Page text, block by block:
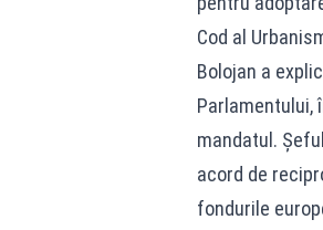
Cod al
Bolojan a
Parlamentului,
mandatul.
acord de
fondurile